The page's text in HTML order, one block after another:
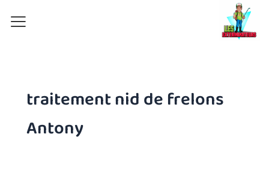
traitement nid de frelons
Antony